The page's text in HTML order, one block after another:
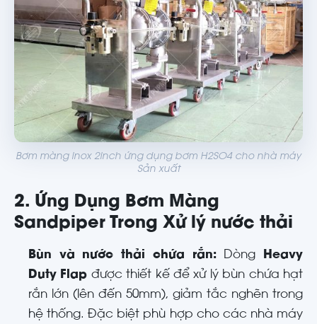
Bơm màng inox 2inch ứng dụng bơm H2SO4 cho nhà máy
Sản xuất
2. Ứng Dụng Bơm Màng
Sandpiper Trong Xử lý nước thải
Bùn và nước thải chứa rắn:Dòng
Heavy
Duty Flap được thiết kế để xử lý bùn chứa hạt
rắn lớn (lên đến 50mm), giảm tắc nghẽn trong
hệ thống. Đặc biệt phù hợp cho các nhà máy